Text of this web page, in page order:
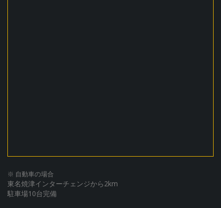
※ 自動車の場合
東名焼津インターチェンジから2km
駐車場10台完備